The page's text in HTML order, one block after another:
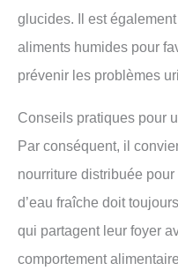
glucides. Il est
aliments humides pour
prévenir les problèmes
Conseils pratiques pour
Par conséquent, il
nourriture distribuée
d’eau fraîche doit
qui partagent leur foyer
comportement